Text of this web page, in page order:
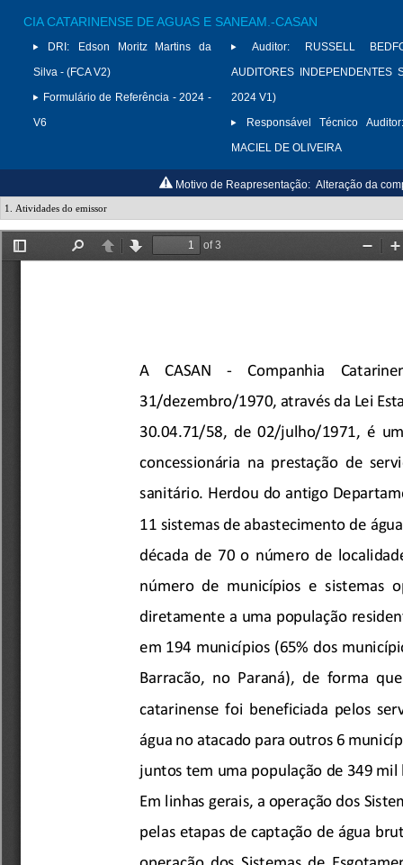
CIA CATARINENSE DE AGUAS E SANEAM.-CASAN
DRI:
Edson Moritz Martins da
Silva - (FCA V2)
Formulário de Referência - 2024 -
V6
Auditor:
RUSSELL
AUDITORES INDEPENDENTES
2024 V1)
Responsável Técnico Auditor:
MACIEL DE OLIVEIRA
Motivo de Reapresentação: Alteração da